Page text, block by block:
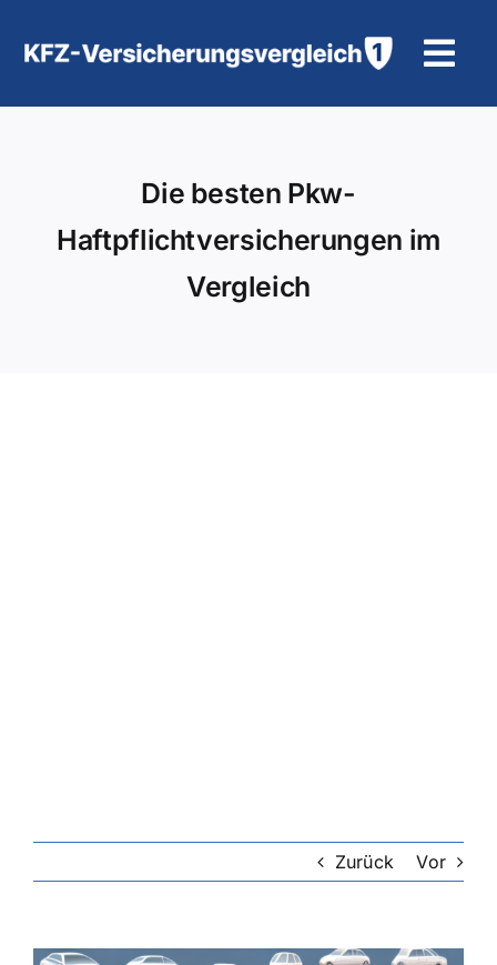
Inhalt
MotorradversicherungDie besten Pkw-
Haftpflichtversicherungen im
Vergleich
Zurück Vor